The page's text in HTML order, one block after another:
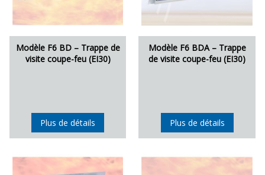
Modèle F6 BD – Trappe de
visite coupe-feu (EI30)
Plus de détails
Modèle F6 BDA – Trappe
de visite coupe-feu (EI30)
Plus de détails